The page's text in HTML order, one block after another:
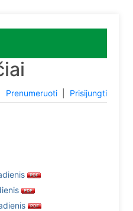
Prenumeruoti Prisijungti